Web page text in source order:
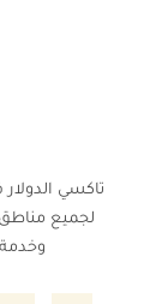
تاكسي
لجميع